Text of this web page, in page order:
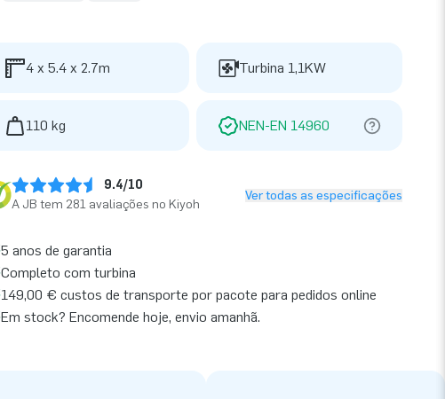
4 x 5.4 x 2.7m Turbina 1,1KW
110 kg NEN-EN 14960
9.4/10
A JB tem 281 avaliações no Kiyoh
Ver todas as especificações
5 anos de garantia
Completo com turbina
149,00 € custos de transporte por pacote para pedidos online
Em stock? Encomende hoje, envio amanhã.